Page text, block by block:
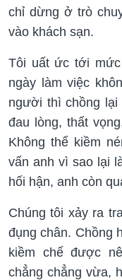
chỉ dừng ở trò
vào khách sạn.
Tôi uất ức tới
ngày làm việc
người thì chồng
đau lòng, thất
Không thể kiềm
vấn anh vì sao lại
hối hận, anh còn
Chúng tôi xảy ra
đụng chân. Chồng
kiềm chế được
chẳng chẳng vừa,